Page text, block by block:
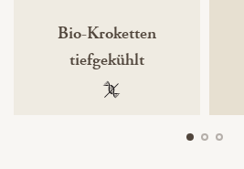
Bio-Kroketten
tiefgekühlt
100 % gentechnikfrei